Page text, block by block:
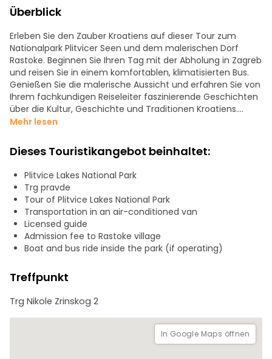
Überblick
Erleben Sie den Zauber Kroatiens auf dieser Tour zum
Nationalpark Plitvicer Seen und dem malerischen Dorf
Rastoke. Beginnen Sie Ihren Tag mit der Abholung in Zagreb
und reisen Sie in einem komfortablen, klimatisierten Bus.
Genießen Sie die malerische Aussicht und erfahren Sie von
Ihrem fachkundigen Reiseleiter faszinierende Geschichten
über die Kultur, Geschichte und Traditionen Kroatiens.
Betreten Sie das märchenhafte Dorf Rastoke mit seinen
Holzhäusern auf kleinen Inseln und den in Kaskaden
fließenden Flüssen. Schlendern Sie durch dieses ruhige Dorf
und entdecken Sie sein reiches Erbe und seine zeitlose
Schönheit. Im Nationalpark Plitvicer Seen erkunden Sie 8,5
km malerische Wanderwege, bewundern das türkisfarbene
Wasser und die Wasserfälle und genießen eine Bootsfahrt
und eine Panoramafahrt mit dem Shuttle über die Seen.
Kehren Sie entspannt, inspiriert und mit vielen Erinnerungen
an einen wirklich bemerkenswerten Tag in der Natur nach
Zagreb zurück.
Die Eintrittskarte für den Nationalpark ist NICHT im
reservieren, damit Sie keine Tickets für das Zeitfenster
verpassen, in dem die Gruppe eintritt.
Mehr lesen
Dieses Touristikangebot beinhaltet:
Plitvice Lakes National Park
Trg pravde
Tour of Plitvice Lakes National Park
Transportation in an air-conditioned van
Licensed guide
Admission fee to Rastoke village
Boat and bus ride inside the park (if operating)
Treffpunkt
Trg Nikole Zrinskog 2
In Google Maps öffnen